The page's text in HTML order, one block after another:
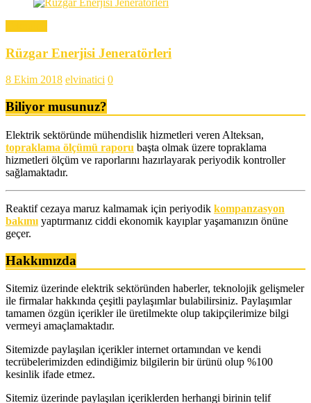
Rüzgar Enerjisi Jeneratörleri
8 Ekim 2018 elvinatici 0
Biliyor musunuz?
Elektrik sektöründe mühendislik hizmetleri veren Alteksan,
topraklama ölçümü raporu başta olmak üzere topraklama
hizmetleri ölçüm ve raporlarını hazırlayarak periyodik kontroller
sağlamaktadır.
Reaktif cezaya maruz kalmamak için periyodik kompanzasyon
bakımı yaptırmanız ciddi ekonomik kayıplar yaşamanızın önüne
geçer.
Hakkımızda
Sitemiz üzerinde elektrik sektöründen haberler, teknolojik gelişmeler
ile firmalar hakkında çeşitli paylaşımlar bulabilirsiniz. Paylaşımlar
tamamen özgün içerikler ile üretilmekte olup takipçilerimize bilgi
vermeyi amaçlamaktadır.
Sitemizde paylaşılan içerikler internet ortamından ve kendi
tecrübelerimizden edindiğimiz bilgilerin bir ürünü olup %100
kesinlik ifade etmez.
Sitemiz üzerinde paylaşılan içeriklerden herhangi birinin telif